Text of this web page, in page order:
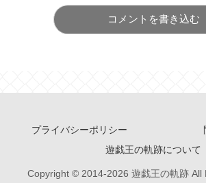
コメントを書き込む
プライバシーポリシー
遊戯王の軌跡について
Copyright © 2014-2026 遊戯王の軌跡 All